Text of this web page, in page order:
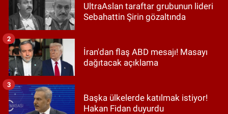
UltraAslan taraftar grubunun lideri
Sebahattin Şirin gözaltında
İran'dan flaş ABD mesajı! Masayı
dağıtacak açıklama
2
Başka ülkelerde katılmak istiyor!
Hakan Fidan duyurdu
3